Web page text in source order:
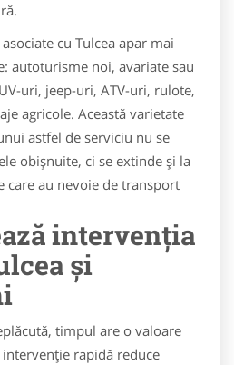
cu Tulcea apar mai
autoturisme noi, avariate sau
uri, jeep-uri, ATV-uri, rulote,
agricole. Această varietate
astfel de serviciu nu se
obișnuite, ci se extinde și la
care au nevoie de transport
intervenția
și
timpul are o valoare
rapidă reduce